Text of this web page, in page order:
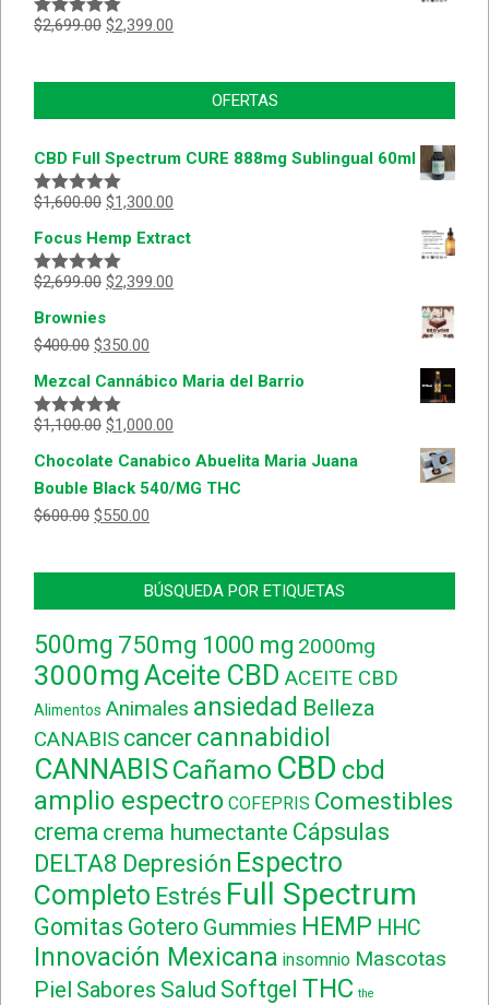
Valorado
$2,699.00 $2,399.00
OFERTAS
CBD Full Spectrum CURE 888mg Sublingual 60ml
Valorado
5
$1,600.00 $1,300.00
Focus Hemp Extract
Valorado
5
$2,699.00 $2,399.00
Brownies
$400.00 $350.00
Mezcal Cannábico Maria del Barrio
Valorado
5
$1,100.00 $1,000.00
Chocolate Canabico Abuelita Maria Juana
Bouble Black 540/MG THC
$600.00 $550.00
BÚSQUEDA POR ETIQUETAS
500mg 750mg 1000 mg 2000mg
3000mgAceite CBD ACEITE CBD
Alimentos Animales ansiedad Belleza
CANABIS cancer cannabidiol
CANNABISCañamo CBD cbd
amplio espectro COFEPRIS Comestibles
crema crema humectante Cápsulas
DELTA8 Depresión Espectro
Completo Estrés Full Spectrum
Gomitas Gotero Gummies HEMP HHC
Innovación Mexicana insomnio Mascotas
Piel Sabores Salud Softgel THC the